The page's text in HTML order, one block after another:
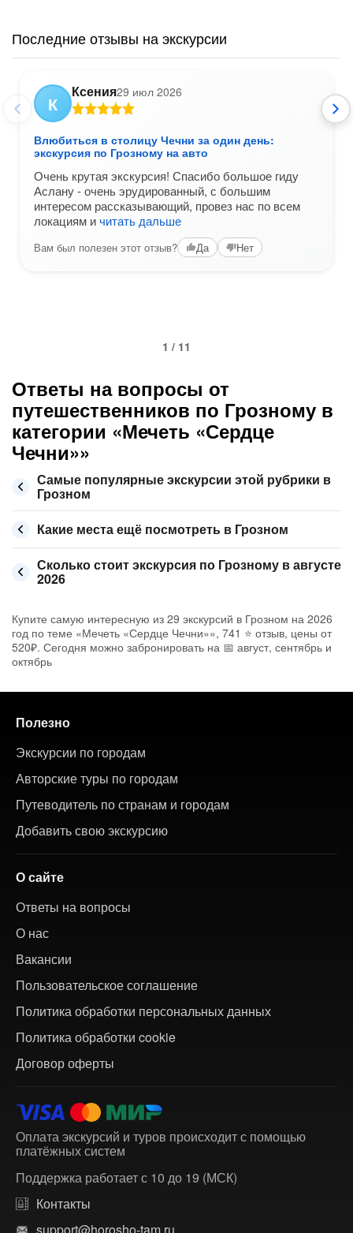
Последние отзывы на экскурсии
К
Ксения29 июл 2026
Влюбиться в столицу Чечни за один день:
экскурсия по Грозному на авто
Очень крутая экскурсия! Спасибо большое гиду
Аслану - очень эрудированный, с большим
интересом рассказывающий, провез нас по всем
локациям ичитать дальше
Вам был полезен этот отзыв? Да Нет
1 / 11
Ответы на вопросы от
путешественников по Грозному в
категории «Мечеть «Сердце
Чечни»»
Самые популярные экскурсии этой рубрики в
Грозном
Какие места ещё посмотреть в Грозном
Сколько стоит экскурсия по Грозному в августе
2026
Купите самую интересную из 29 экскурсий в Грозном на 2026
год по теме «Мечеть «Сердце Чечни»», 741 ⭐ отзыв, цены от
520₽. Сегодня можно забронировать на 📅 август, сентябрь и
октябрь
Полезно
Экскурсии по городам
Авторские туры по городам
Путеводитель по странам и городам
Добавить свою экскурсию
О сайте
Ответы на вопросы
О нас
Вакансии
Пользовательское соглашение
Политика обработки персональных данных
Политика обработки cookie
Договор оферты
Оплата экскурсий и туров происходит с помощью
платёжных систем
Поддержка работает с 10 до 19 (МСК)
Контакты